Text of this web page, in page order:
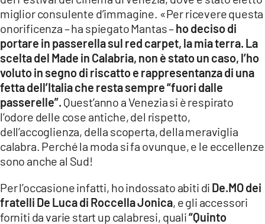
miglior consulente d’immagine. «Per ricevere questa
onorificenza – ha spiegato Mantas –ho deciso di
portare in passerella sul red carpet, la mia terra. La
scelta del Made in Calabria, non è stato un caso, l’ho
voluto in segno di riscatto e rappresentanza di una
fetta dell’Italia che resta sempre “fuori dalle
passerelle”. Quest’anno a Venezia si è respirato
l’odore delle cose antiche, del rispetto,
dell’accoglienza, della scoperta, della meraviglia
calabra. Perché la moda si fa ovunque, e le eccellenze
sono anche al Sud!
Per l’occasione infatti, ho indossato abiti di De.MO dei
fratelli De Luca di Roccella Jonica, e gli accessori
forniti da varie start up calabresi, quali“Quinto